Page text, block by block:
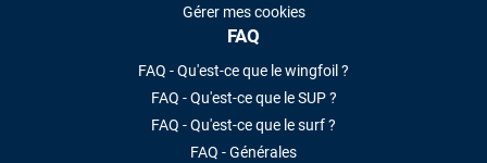
Gérer mes cookies
FAQ
FAQ - Qu'est-ce que le wingfoil ?
FAQ - Qu'est-ce que le SUP ?
FAQ - Qu'est-ce que le surf ?
FAQ - Générales